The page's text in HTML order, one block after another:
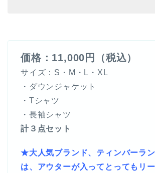
価格：11,000円（税込）
サイズ：S・M・L・XL
・ダウンジャケット
・Tシャツ
・長袖シャツ
計３点セット
★大人気ブランド、ティンバーラ
は、アウターが入ってとってもリ